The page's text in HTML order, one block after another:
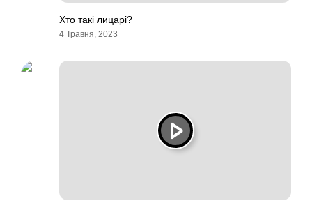
Хто такі лицарі?
4 Травня, 2023